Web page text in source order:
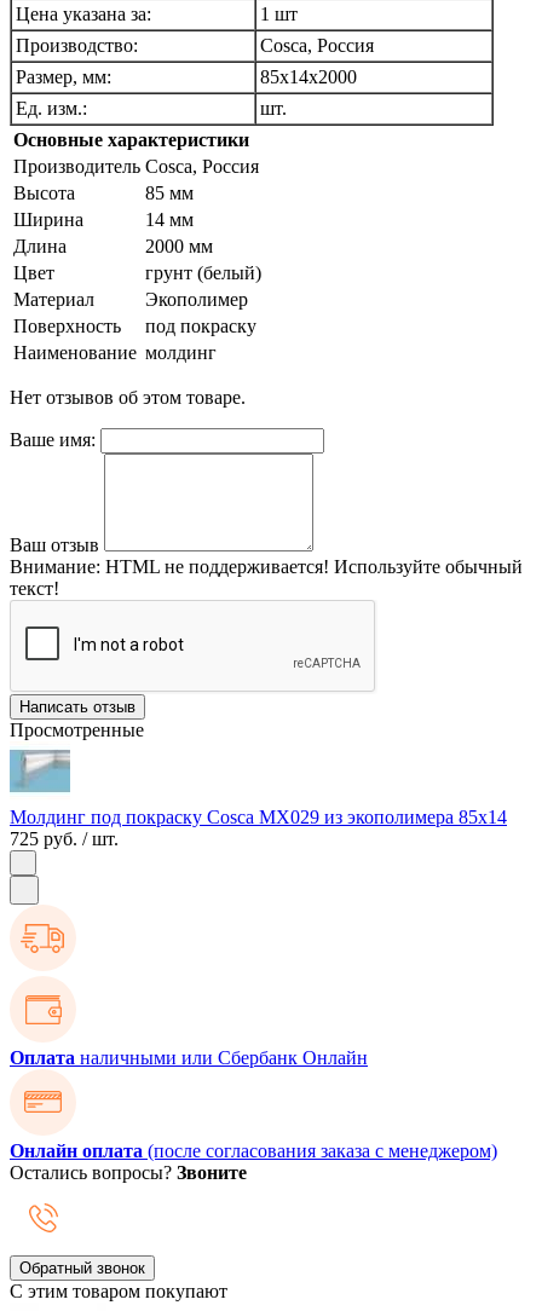
Цена указана за:
1 шт
Производство:
Cosca, Россия
Размер, мм:
85х14х2000
Ед. изм.:
шт.
Основные характеристики
Производитель Cosca, Pоссия
Высота
85 мм
Ширина
14 мм
Длина
2000 мм
Цвет
грунт (белый)
Материал
Экополимер
Поверхность
под покраску
Наименование молдинг
Нет отзывов об этом товаре.
Ваше имя:
Ваш отзыв
Внимание: HTML не поддерживается! Используйте обычный
текст!
Написать отзыв
Просмотренные
Молдинг под покраску Cosca MX029 из экополимера 85х14
725 руб. / шт.
Оплата наличными или Сбербанк Онлайн
Онлайн оплата (после согласования заказа с менеджером)
Остались вопросы? Звоните
Обратный звонок
С этим товаром покупают